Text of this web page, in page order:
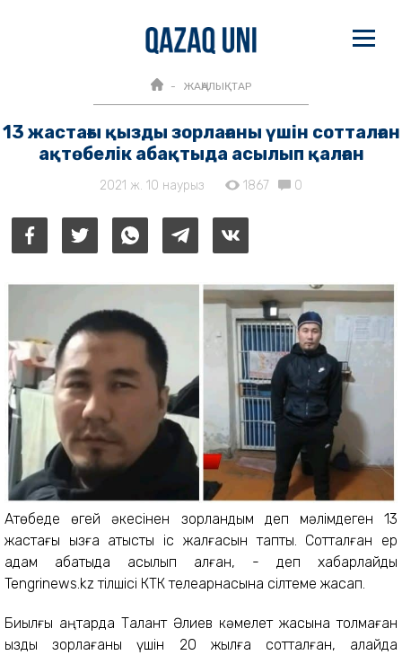
ЖАҢАЛЫҚТАР
13 жастағы қызды зорлағаны үшін сотталған
ақтөбелік абақтыда асылып қалған
2021 ж. 10 наурыз 1867 0
Ақтөбеде өгей әкесінен зорландым деп мәлімдеген 13
жастағы қызға қатысты іс жалғасын тапты. Сотталған ер
адам абақтыда асылып қалған, - деп хабарлайды
Tengrinews.kz тілшісі КТК телеарнасына сілтеме жасап.
Биылғы қаңтарда Талант Әлиев кәмелет жасына толмаған
қызды зорлағаны үшін 20 жылға сотталған, алайда